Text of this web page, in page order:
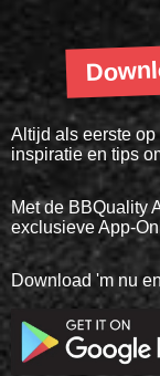
Altijd als eerste
inspiratie en tips
Met de BBQuality
exclusieve App-
Download 'm nu